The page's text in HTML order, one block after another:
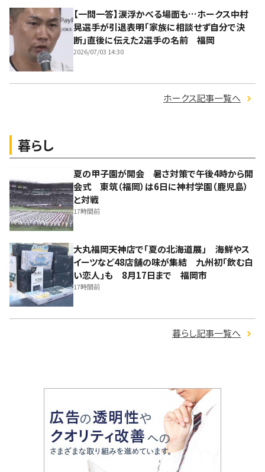
【一問一答】涙浮かべる場面も…ホークス中村
晃選手が引退表明「家族に相談せず自分で決
断」直後に伝えた2選手の名前 福岡
2026/07/03 14:30
ホークス記事一覧へ
暮らし
夏の甲子園が開会 暑さ対策で午後4時から開
会式 東筑（福岡）は6日に神村学園（鹿児島）
と対戦
17時間前
大丸福岡天神店で「夏の北海道展」 海鮮やス
イーツなど48店舗の味が集結 九州初「飲む白
い恋人」も 8月17日まで 福岡市
17時間前
暮らし記事一覧へ